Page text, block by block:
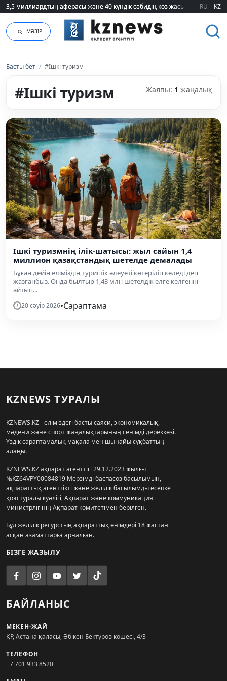
3,5 миллиардтың аферасы және 40 күндік сәбидің көз жасы:
3,5 миллиардтың аферасы және 40 күндік сәбидің көз жасы: RU KZ
МӘЗІР
Басты бет / #Ішкі туризм
#Ішкі туризм Жалпы: 1 жаңалық
Ішкі туризмнің ілік-шатысы: жыл сайын 1,4
миллион қазақстандық шетелде демалады
Бұған дейін еліміздің туристік әлеуеті көтеріліп келеді деп
жазғанбыз. Онда былтыр 1,43 млн шетелдік елге келгенін
айтып...
20 сәуір 2026•Сараптама
KZNEWS ТУРАЛЫ
KZNEWS.KZ - еліміздегі басты саяси, экономикалық,
мәдени және спорт жаңалықтарының сенімді дереккөзі.
Үздік сараптамалық мақала мен шынайы сұқбаттың
алаңы.
KZNEWS.KZ ақпарат агенттігі 29.12.2023 жылғы
№KZ64VPY00084819 Мерзімді баспасөз басылымын,
ақпараттық агенттікті және желілік басылымды есепке
қою туралы куәлігі, Ақпарат және коммуникация
министрлігінің Ақпарат комитетімен берілген.
Бұл желілік ресурстың ақпараттық өнімдері 18 жастан
асқан азаматтарға арналған.
БІЗГЕ ЖАЗЫЛУ
БАЙЛАНЫС
МЕКЕН-ЖАЙ
ҚР, Астана қаласы, Әбікен Бектұров көшесі, 4/3
ТЕЛЕФОН
+7 701 933 8520